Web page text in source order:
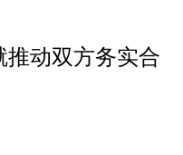
推动双方务实合